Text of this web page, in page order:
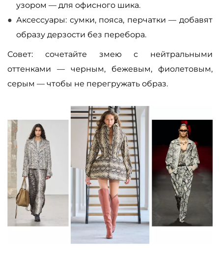
узором — для офисного шика.
Аксессуары: сумки, пояса, перчатки — добавят
образу дерзости без перебора.
Совет: сочетайте змею с нейтральными
оттенками — черным, бежевым, фиолетовым,
серым — чтобы не перегружать образ.